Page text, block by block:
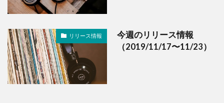
リリース情報
今週のリリース情報
（2019/11/17〜11/23）